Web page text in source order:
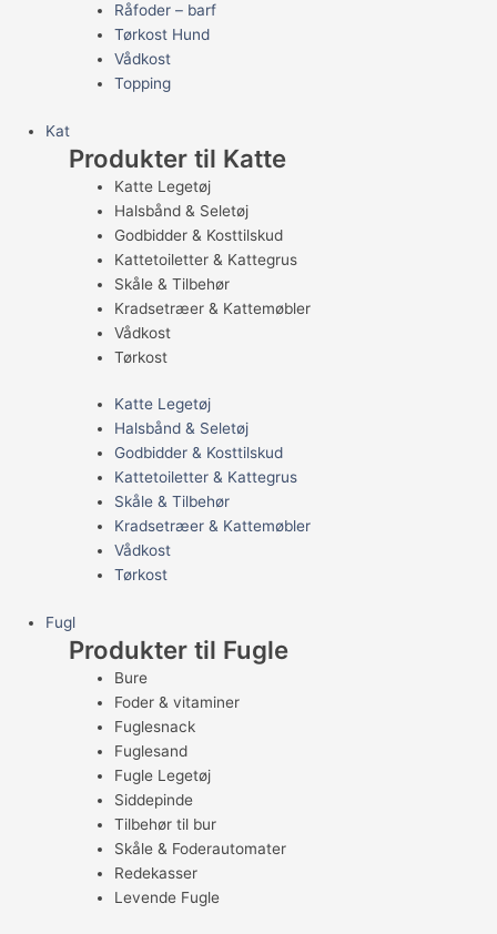
Råfoder – barf
Tørkost Hund
Vådkost
Topping
Kat
Produkter til Katte
Katte Legetøj
Halsbånd & Seletøj
Godbidder & Kosttilskud
Kattetoiletter & Kattegrus
Skåle & Tilbehør
Kradsetræer & Kattemøbler
Vådkost
Tørkost
Katte Legetøj
Halsbånd & Seletøj
Godbidder & Kosttilskud
Kattetoiletter & Kattegrus
Skåle & Tilbehør
Kradsetræer & Kattemøbler
Vådkost
Tørkost
Fugl
Produkter til Fugle
Bure
Foder & vitaminer
Fuglesnack
Fuglesand
Fugle Legetøj
Siddepinde
Tilbehør til bur
Skåle & Foderautomater
Redekasser
Levende Fugle